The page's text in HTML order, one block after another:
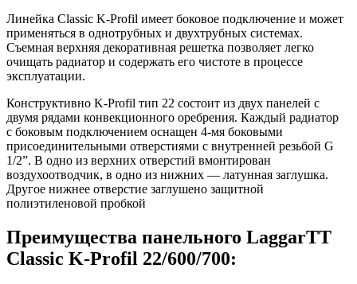
Линейка Classic K-Profil имеет боковое подключение и может
применяться в однотрубных и двухтрубных системах.
Съемная верхняя декоративная решетка позволяет легко
очищать радиатор и содержать его чистоте в процессе
эксплуатации.
Конструктивно K-Profil тип 22 состоит из двух панелей с
двумя рядами конвекционного оребрения. Каждый радиатор
с боковым подключением оснащен 4-мя боковыми
присоединительными отверстиями с внутренней резьбой G
1/2”. В одно из верхних отверстий вмонтирован
воздухоотводчик, в одно из нижних — латунная заглушка.
Другое нижнее отверстие заглушено защитной
полиэтиленовой пробкой
Преимущества панельного LaggarTT
Classic K-Profil 22/600/700: